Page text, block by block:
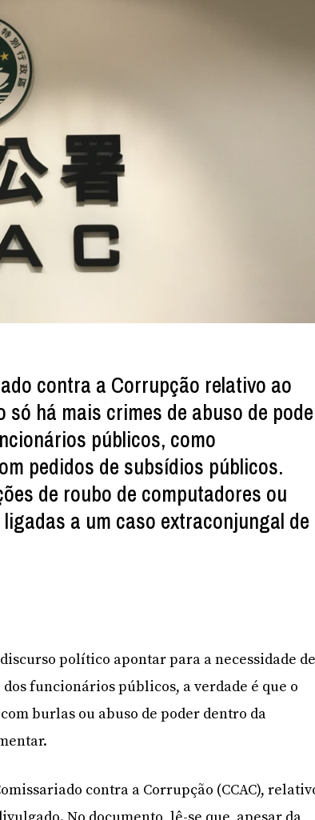
contra a Corrupção relativo ao
só há mais crimes de abuso de
públicos, como
pedidos de subsídios públicos.
de roubo de computadores ou
a um caso extraconjungal de
político apontar para a necessidade de
funcionários públicos, a verdade é que o
burlas ou abuso de poder dentro da
contra a Corrupção (CCAC),